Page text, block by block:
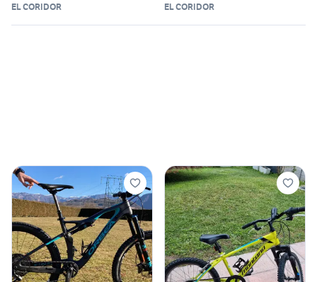
EL CORIDOR EL CORIDOR